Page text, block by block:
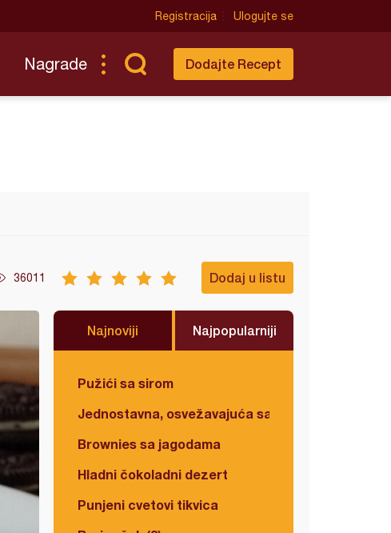
Registracija Ulogujte se
Nagrade Dodajte Recept
36011 Dodaj u listu
Najnoviji Najpopularniji
Pužići sa sirom
Jednostavna, osvežavajuća salata
Brownies sa jagodama
Hladni čokoladni dezert
Punjeni cvetovi tikvica